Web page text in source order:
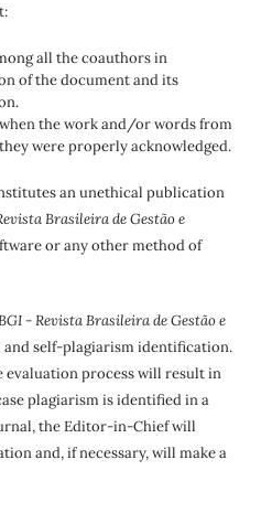
all the coauthors in
of the document and its
the work and/or words from
were properly acknowledged.
an unethical publication
Brasileira de Gestão e
or any other method of
- Revista Brasileira de Gestão e
self-plagiarism identification.
process will result in
plagiarism is identified in a
the Editor-in-Chief will
and, if necessary, will make a